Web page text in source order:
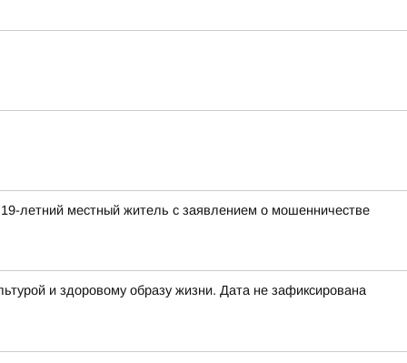
летний местный житель с заявлением о мошенничестве
и здоровому образу жизни. Дата не зафиксирована